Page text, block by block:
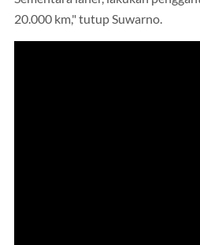
20.000 km," tutup Suwarno.